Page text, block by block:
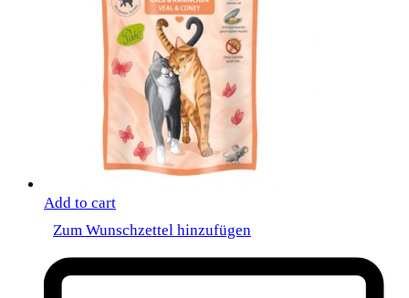
Add to cart
Zum Wunschzettel hinzufügen